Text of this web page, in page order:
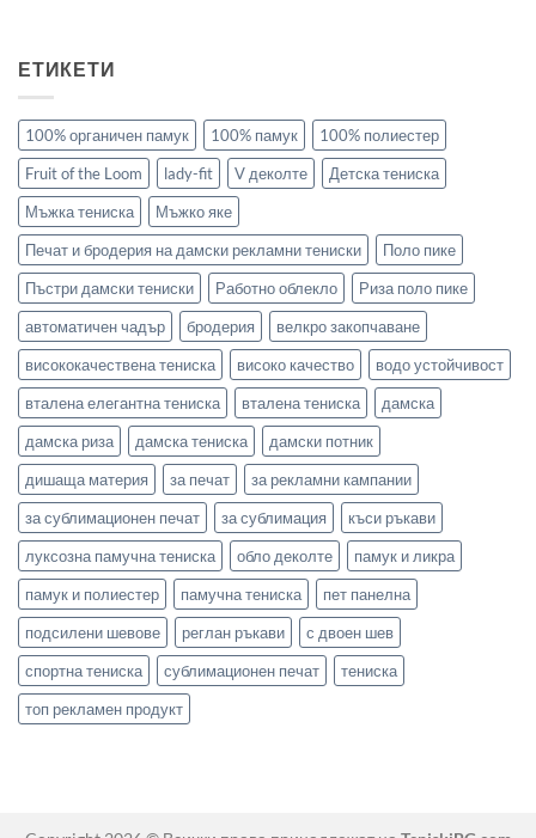
ЕТИКЕТИ
100% органичен памук 100% памук
100% полиестер
Fruit of the Loom
lady-fit V деколте
Детска тениска
Мъжка тениска
Мъжко яке
Печат и бродерия на дамски рекламни тениски
Поло пике
Пъстри дамски тениски
Работно облекло
Риза поло пике
автоматичен чадър
бродерия
велкро закопчаване
висококачествена тениска
високо качество
водо устойчивост
вталена елегантна тениска
вталена тениска
дамска
дамска риза
дамска тениска
дамски потник
дишаща материя
за печат
за рекламни кампании
за сублимационен печат
за сублимация
къси ръкави
луксозна памучна тениска
обло деколте
памук и ликра
памук и полиестер
памучна тениска
пет панелна
подсилени шевове
реглан ръкави
с двоен шев
спортна тениска
сублимационен печат
тениска
топ рекламен продукт